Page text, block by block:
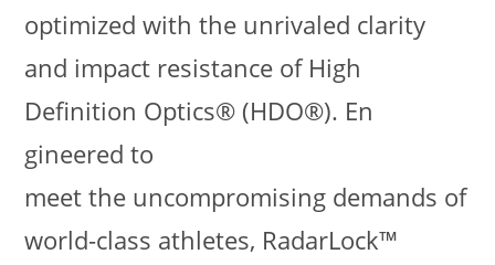
optimized with the unrivaled clarity
and impact resistance of High
Definition Optics® (HDO®). En
gineered to
meet the uncompromising demands of
world-class athletes, RadarLock™